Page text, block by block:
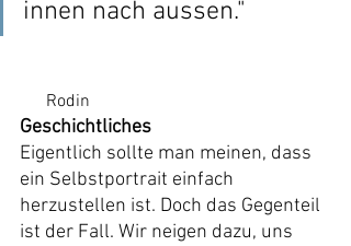
innen nach aussen."
Rodin
Geschichtliches
Eigentlich sollte man meinen, dass
ein Selbstportrait einfach
herzustellen ist. Doch das Gegenteil
ist der Fall. Wir neigen dazu, uns